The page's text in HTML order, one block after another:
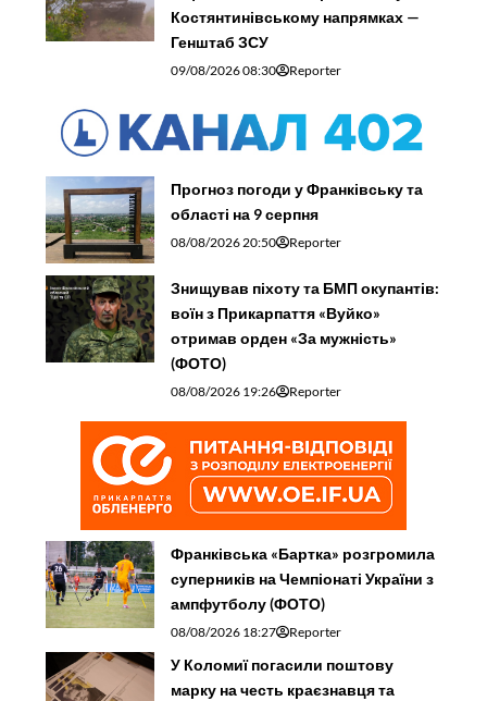
Костянтинівському напрямках —
Генштаб ЗСУ
09/08/2026 08:30 Reporter
Прогноз погоди у Франківську та
області на 9 серпня
08/08/2026 20:50 Reporter
Знищував піхоту та БМП окупантів:
воїн з Прикарпаття «Вуйко»
отримав орден «За мужність»
(ФОТО)
08/08/2026 19:26 Reporter
Франківська «Бартка» розгромила
суперників на Чемпіонаті України з
ампфутболу (ФОТО)
08/08/2026 18:27 Reporter
У Коломиї погасили поштову
марку на честь краєзнавця та